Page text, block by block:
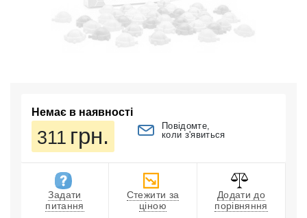
Немає в наявності
311 грн.
Повідомте,
коли з'явиться
Задати
питання
Стежити за
ціною
Додати до
порівняння